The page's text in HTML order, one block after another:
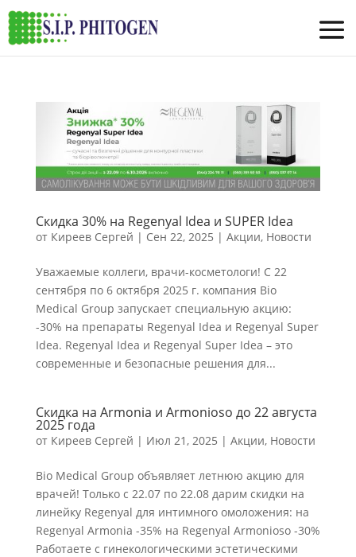
Скидка 30% на Regenyal Idea и SUPER Idea
от Киреев Сергей | Сен 22, 2025 | Акции, Новости
Уважаемые коллеги, врачи-косметологи! С 22
сентября по 6 октября 2025 г. компания Bio
Medical Group запускает специальную акцию:
-30% на препараты Regenyal Idea и Regenyal Super
Idea. Regenyal Idea и Regenyal Super Idea – это
современные и безопасные решения для...
Скидка на Armonia и Armonioso до 22 августа
2025 года
от Киреев Сергей | Июл 21, 2025 | Акции, Новости
Bio Medical Group объявляет летнюю акцию для
врачей! Только с 22.07 по 22.08 дарим скидки на
линейку Regenyal для интимного омоложения: на
Regenyal Armonia -35% на Regenyal Armonioso -30%
Работаете с гинекологическими эстетическими